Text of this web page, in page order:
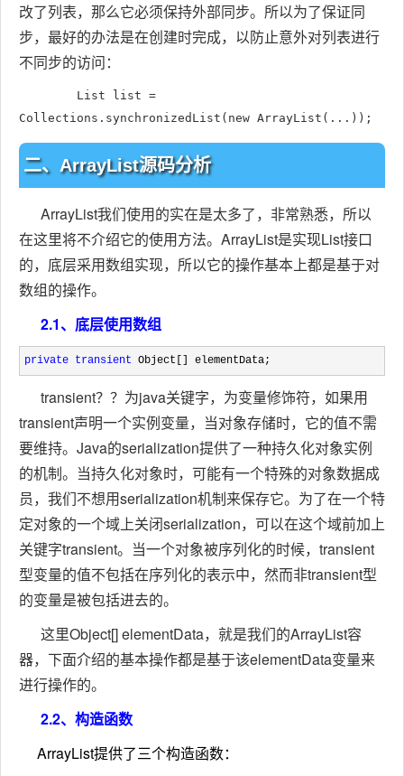
改了列表，那么它必须保持外部同步。所以为了保证同
步，最好的办法是在创建时完成，以防止意外对列表进行
不同步的访问：
Collections.synchronizedList(new ArrayList(...));
二、ArrayList源码分析
ArrayList我们使用的实在是太多了，非常熟悉，所以
在这里将不介绍它的使用方法。ArrayList是实现List接口
的，底层采用数组实现，所以它的操作基本上都是基于对
数组的操作。
2.1、底层使用数组
private transient Object[] elementData;
transient？？为java关键字，为变量修饰符，如果用
transient声明一个实例变量，当对象存储时，它的值不需
要维持。Java的serialization提供了一种持久化对象实例
的机制。当持久化对象时，可能有一个特殊的对象数据成
员，我们不想用serialization机制来保存它。为了在一个特
定对象的一个域上关闭serialization，可以在这个域前加上
关键字transient。当一个对象被序列化的时候，transient
型变量的值不包括在序列化的表示中，然而非transient型
的变量是被包括进去的。
这里Object[] elementData，就是我们的ArrayList容
器，下面介绍的基本操作都是基于该elementData变量来
进行操作的。
2.2、构造函数
ArrayList提供了三个构造函数：